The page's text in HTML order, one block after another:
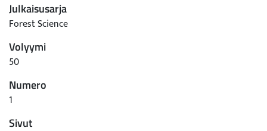
Julkaisusarja
Forest Science
Volyymi
50
Numero
1
Sivut